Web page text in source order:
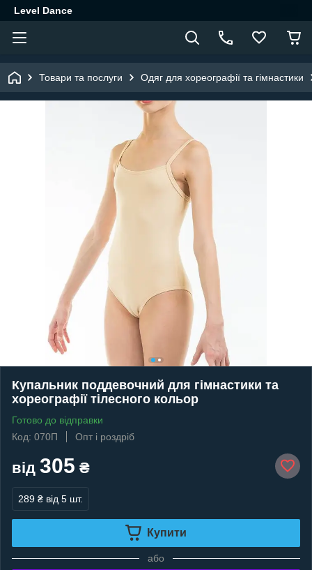
Level Dance
Товари та послуги Одяг для хореографії та гімнастики
Купальник поддевочний для гімнастики та
хореографії тілесного кольор
Готово до відправки
Код: 070П
Опт і роздріб
від 305 ₴
289 ₴ від 5 шт.
Купити
або